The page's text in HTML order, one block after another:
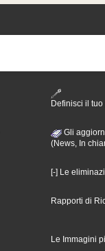
Definisci il
Gli
(News, In
[-] Le
Rapporti di
Le Immagini